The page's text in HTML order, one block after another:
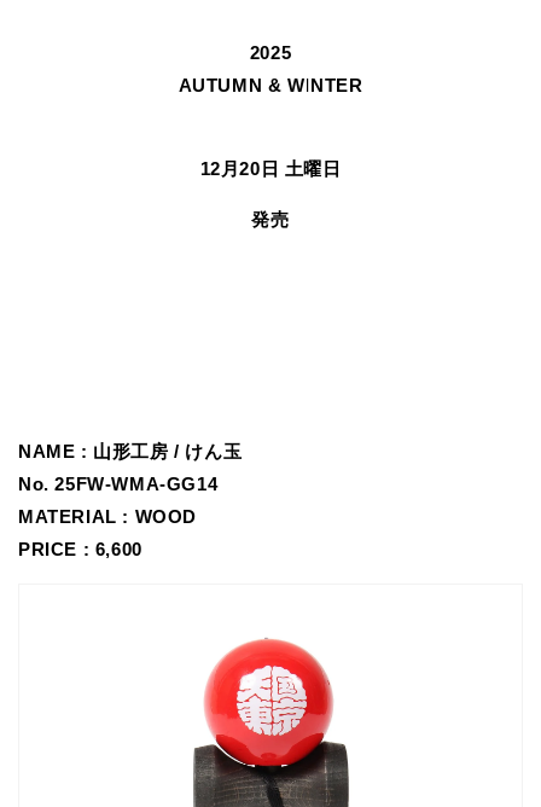
2025
AUTUMN & WINTER
12月20日 土曜日
発売
NAME : 山形工房 / けん玉
No.25FW-WMA-GG14
MATERIAL : WOOD
PRICE : 6,600